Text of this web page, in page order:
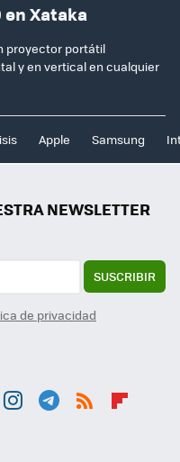
en Xataka
proyector portátil
y en vertical en cualquier
Apple Samsung
NEWSLETTER
SUSCRIBIR
de privacidad